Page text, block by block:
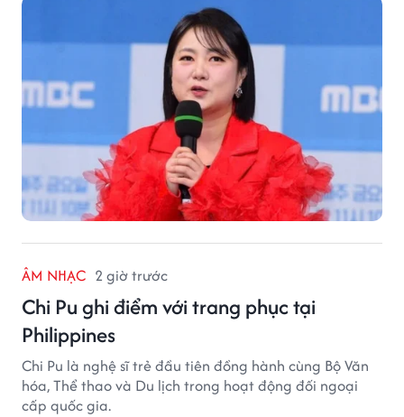
ÂM NHẠC 2 giờ trước
Chi Pu ghi điểm với trang phục tại
Philippines
Chi Pu là nghệ sĩ trẻ đầu tiên đồng hành cùng Bộ Văn
hóa, Thể thao và Du lịch trong hoạt động đối ngoại
cấp quốc gia.